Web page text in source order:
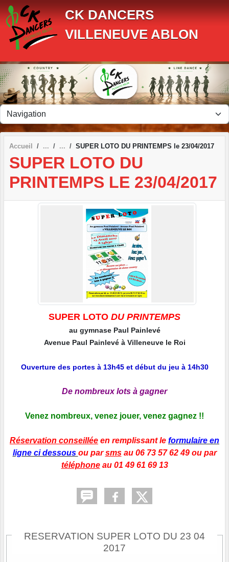
CK DANCERS
VILLENEUVE ABLON
Accueil SUPER LOTO DU PRINTEMPS le 23/04/2017
SUPER LOTO DU
PRINTEMPS LE 23/04/2017
SUPER LOTO DU PRINTEMPS
au gymnase Paul Painlevé
Avenue Paul Painlevé à Villeneuve le Roi
Ouverture des portes à 13h45 et début du jeu à 14h30
De nombreux lots à gagner
Venez nombreux, venez jouer, venez gagnez !!
Réservation conseillée en remplissant le formulaire en
ligne ci dessous ou parsmsau 06 73 57 62 49 ou par
téléphoneau 01 49 61 69 13
RESERVATION SUPER LOTO DU 23 04
2017
Panneau de gestion des cookies